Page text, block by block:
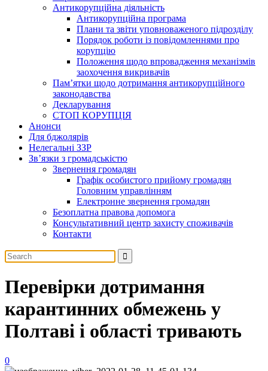
Антикорупційна діяльність
Антикорупційна програма
Плани та звіти уповноваженого підрозділу
Порядок роботи із повідомленнями про
корупцію
Положення щодо впровадження механізмів
заохочення викривачів
Пам’ятки щодо дотримання антикорупційного
законодавства
Декларування
СТОП КОРУПЦІЯ
Анонси
Для бджолярів
Нелегальні ЗЗР
Зв’язки з громадськістю
Звернення громадян
Графік особистого прийому громадян
Головним управлінням
Електронне звернення громадян
Безоплатна правова допомога
Консультативний центр захисту споживачів
Контакти
Перевірки дотримання
карантинних обмежень у
Полтаві і області тривають
0